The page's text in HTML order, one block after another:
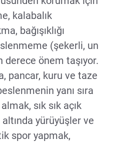
kalabalık
bağışıklığı
(şekerli, un
derece önem taşıyor.
pancar, kuru ve taze
yanı sıra
sık sık açık
yürüyüşler ve
spor yapmak,